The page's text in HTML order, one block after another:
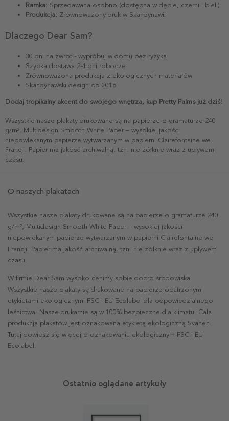
Ramka: Sprzedawana osobno (dostępna w dębie, czerni i bieli)
Produkcja: Zrównoważony druk w Skandynawii
Dlaczego Dear Sam?
30 dni na zwrot - wypróbuj w domu bez ryzyka
Szybka dostawa 2-4 dni robocze
Zrównoważona produkcja z ekologicznych materiałów
Skandynawski design od 2016
Dodaj tropikalny akcent do swojego wnętrza, kup Pretty Palms już dziś!
Wszystkie nasze plakaty drukowane są na papierze o gramaturze 240
g/m², Multidesign Smooth White Paper – wysokiej jakości
niepowlekanym papierze wytwarzanym w papierni Clairefontaine we
Francji. Papier ma jakość archiwalną, tzn. nie żółknie wraz z upływem
czasu.
O naszych plakatach
Wszystkie nasze plakaty drukowane są na papierze o gramaturze 240
g/m², Multidesign Smooth White Paper – wysokiej jakości
niepowlekanym papierze wytwarzanym w papierni Clairefontaine we
Francji. Papier ma jakość archiwalną, tzn. nie żółknie wraz z upływem
czasu.
W firmie Dear Sam wysoko cenimy sobie dobro środowiska.
Wszystkie nasze plakaty są drukowane na papierze opatrzonym
etykietami ekologicznymi FSC i EU Ecolabel dla odpowiedzialnego
leśnictwa. Nasze drukarnie są w 100% bezpieczne dla klimatu. Cała
produkcja plakatów jest oznakowana etykietą ekologiczną Svanen.
Tutaj dowiesz się więcej o oznakowaniu ekologicznym FSC i EU
Ecolabel.
Ostatnio oglądane artykuły